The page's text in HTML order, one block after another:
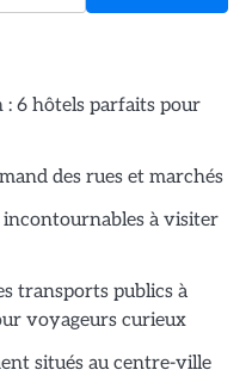
: 6 hôtels parfaits pour
des rues et marchés
incontournables à visiter
transports publics à
voyageurs curieux
situés au centre-ville